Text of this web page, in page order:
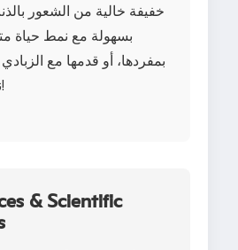
خفيفة خالية من الشعور
بسهولة مع نمط حياة
بمفردها، أو قدمها مع
نكهة وقيم غذائية!
& Scientific